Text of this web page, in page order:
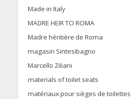
Made in Italy
MADRE HEIR TO ROMA
Madre héritière de Roma
magasin Sintesibagno
Marcello Ziliani
materials of toilet seats
matériaux pour sièges de toilettes